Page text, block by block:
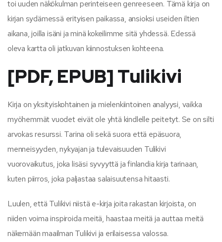
toi uuden näkökulman perinteiseen genreeseen. Tämä kirja on
kirjan sydämessä erityisen paikassa, ansioksi useiden iltien
aikana, joilla isäni ja minä kokeilimme sitä yhdessä. Edessä
oleva kartta oli jatkuvan kiinnostuksen kohteena.
[PDF, EPUB] Tulikivi
Kirja on yksityiskohtainen ja mielenkiintoinen analyysi, vaikka
myöhemmät vuodet eivät ole yhtä kindlelle peitetyt. Se on silti
arvokas resurssi. Tarina oli sekä suora että epäsuora,
menneisyyden, nykyajan ja tulevaisuuden Tulikivi
vuorovaikutus, joka lisäsi syvyyttä ja finlandia kirja​ tarinaan,
kuten piirros, joka paljastaa salaisuutensa hitaasti.
Luulen, että Tulikivi niistä e-kirja joita rakastan kirjoista, on
niiden voima inspiroida meitä, haastaa meitä ja auttaa meitä
näkemään maailman Tulikivi ja erilaisessa valossa.